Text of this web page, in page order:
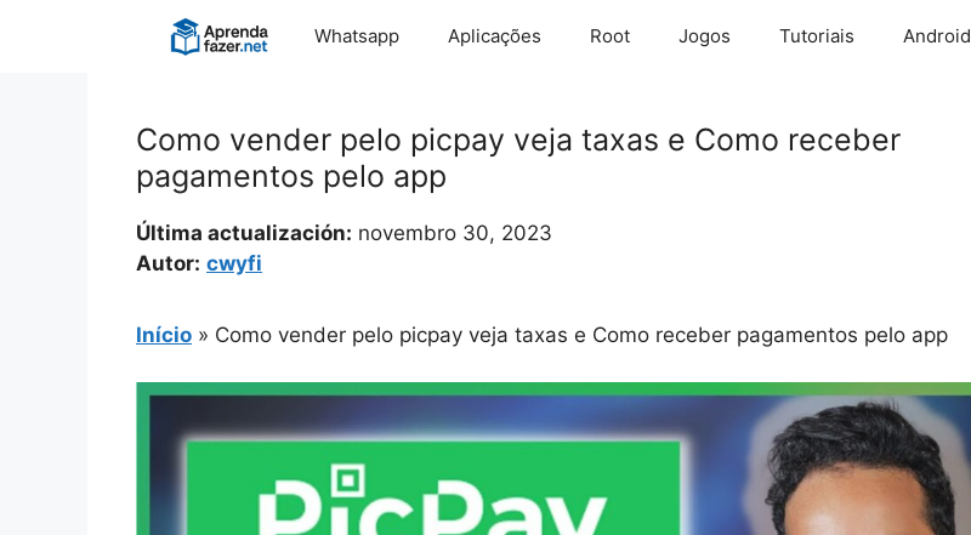
Whatsapp Aplicações Root Jogos Tutoriais Android
Como vender pelo picpay veja taxas e Como receber
pagamentos pelo app
Última actualización: novembro 30, 2023
Autor: cwyfi
Início » Como vender pelo picpay veja taxas e Como receber pagamentos pelo app